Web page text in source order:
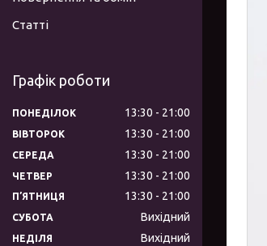
Статті
Графік роботи
ПОНЕДІЛОК 13:30 21:00
ВІВТОРОК 13:30 21:00
СЕРЕДА 13:30 21:00
ЧЕТВЕР 13:30 21:00
ПʼЯТНИЦЯ 13:30 21:00
СУБОТА Вихідний
НЕДІЛЯ Вихідний